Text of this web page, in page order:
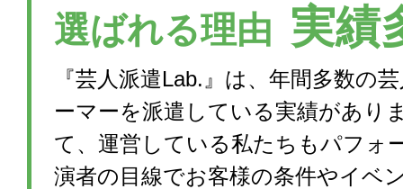
選ばれる理由 実績
『芸人派遣Lab.』は、年間多数の
ーマーを派遣している実績があり
て、運営している私たちもパフォ
演者の目線でお客様の条件やイベ